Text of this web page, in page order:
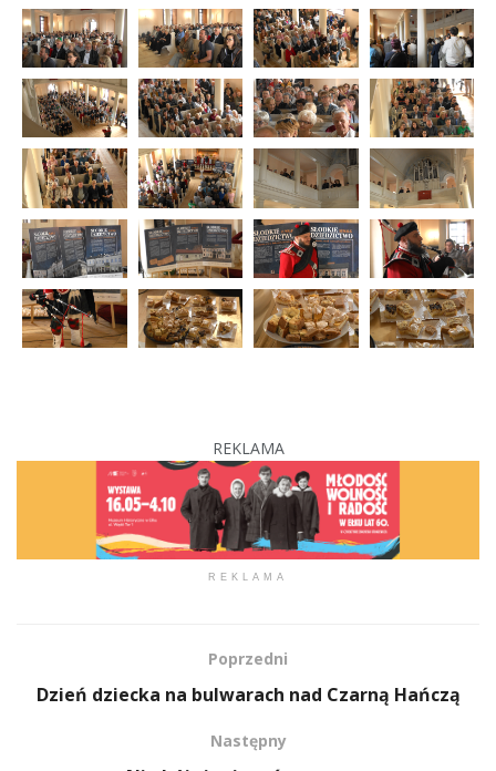
REKLAMA
REKLAMA
Poprzedni
Dzień dziecka na bulwarach nad Czarną Hańczą
Następny